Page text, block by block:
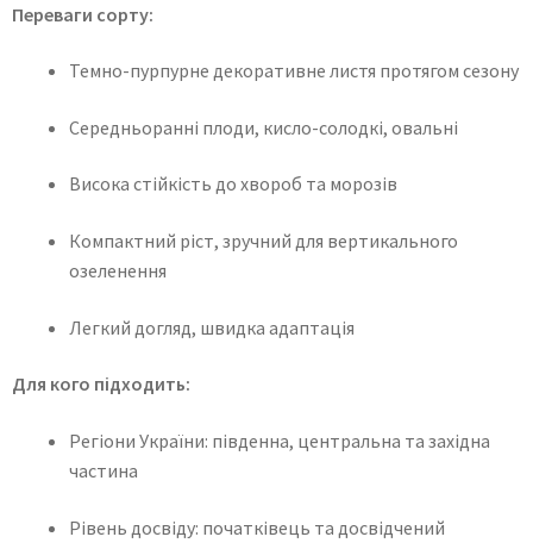
Переваги сорту:
Темно-пурпурне декоративне листя протягом сезону
Середньоранні плоди, кисло-солодкі, овальні
Висока стійкість до хвороб та морозів
Компактний ріст, зручний для вертикального
озеленення
Легкий догляд, швидка адаптація
Для кого підходить:
Регіони України: південна, центральна та західна
частина
Рівень досвіду: початківець та досвідчений